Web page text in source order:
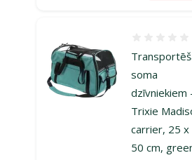
soma
dzīvniekiem
Trixie
carrier, 25
50 cm,